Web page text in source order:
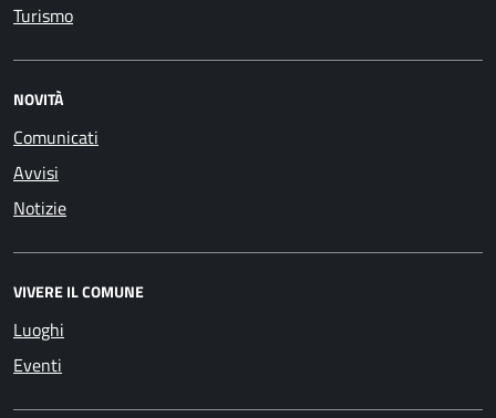
Turismo
NOVITÀ
Comunicati
Avvisi
Notizie
VIVERE IL COMUNE
Luoghi
Eventi